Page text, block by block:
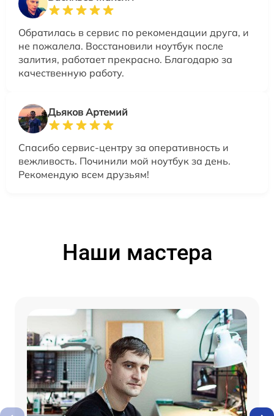
Обратилась в сервис по рекомендации друга, и
не пожалела. Восстановили ноутбук после
залития, работает прекрасно. Благодарю за
качественную работу.
Дьяков Артемий
Спасибо сервис-центру за оперативность и
вежливость. Починили мой ноутбук за день.
Рекомендую всем друзьям!
Наши мастера